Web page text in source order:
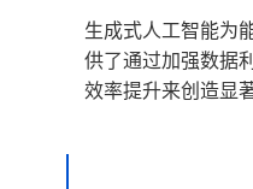
生成式人工智能为
供了通过加强数据
效率提升来创造显